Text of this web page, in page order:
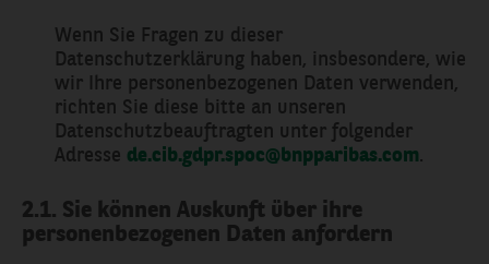
Wenn Sie Fragen zu dieser
Datenschutzerklärung haben, insbesondere, wie
wir Ihre personenbezogenen Daten verwenden,
richten Sie diese bitte an unseren
Datenschutzbeauftragten unter folgender
Adresse de.cib.gdpr.spoc@bnpparibas.com.
2.1. Sie können Auskunft über ihre
personenbezogenen Daten anfordern